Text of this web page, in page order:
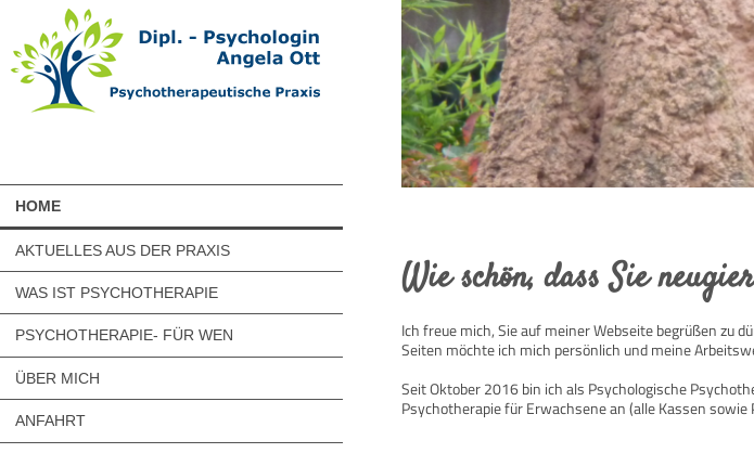
HOME
AKTUELLES AUS DER PRAXIS
WAS IST PSYCHOTHERAPIE
PSYCHOTHERAPIE- FÜR WEN
ÜBER MICH
ANFAHRT
Wie schön, dass Sie
Ich freue mich, Sie auf meiner Webseite begrüßen zu
Seiten möchte ich mich persönlich und meine
Seit Oktober 2016 bin ich als Psychologische
Psychotherapie für Erwachsene an (alle Kassen